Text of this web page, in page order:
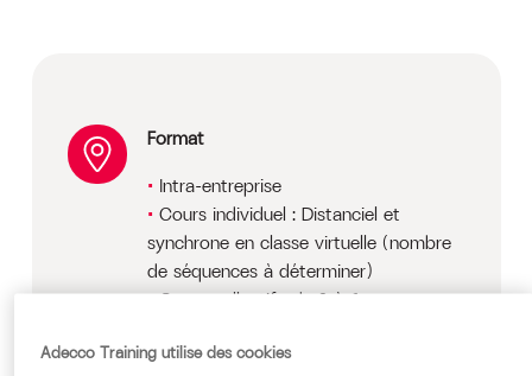
Format
Intra-entreprise
Cours individuel : Distanciel et
synchrone en classe virtuelle (nombre
de séquences à déterminer)
Cours collectif : de 2 à 6 personnes
Délais d'accès : selon disponibilité et
Adecco Training utilise des cookies